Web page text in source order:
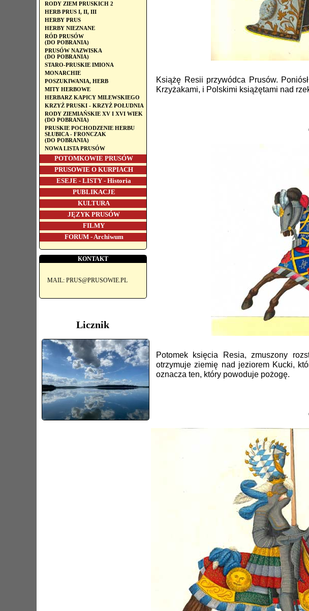
RODY ZIEM PRUSKICH 2
HERB PRUS I, II, III
HERBY PRUS
HERBY NIEZNANE
RÓD PRUSÓW
(DO POBRANIA)
PRUSÓW NAZWISKA
(DO POBRANIA)
STARO-PRUSKIE IMIONA
MONARCHIE
POSZUKIWANIA, HERB
MITY HERBOWE
HERBARZ KAPICY MILEWSKIEGO
KRZYŻ PRUSKI - KRZYŻ POŁUDNIA
RODY ZIEMIAŃSKIE XV I XVI WIEK
(DO POBRANIA)
PRUSKIE POCHODZENIE HERBU
SŁUBICA - FRONCZAK
(DO POBRANIA)
NOWA LISTA PRUSÓW
POTOMKOWIE PRUSÓW
PRUSOWIE O KURPIACH
ESEJE - LISTY - Historia
PUBLIKACJE
KULTURA
JĘZYK PRUSÓW
FILMY
FORUM - Archiwum
KONTAKT
MAIL: PRUS@PRUSOWIE.PL
Licznik
Książę Resii przywódca Prusów.
Krzyżakami, i Polskimi książętami nad
Potomek księcia Resia, zmuszony
otrzymuje ziemię nad jeziorem Kucki,
oznacza ten, który powoduje pożogę.